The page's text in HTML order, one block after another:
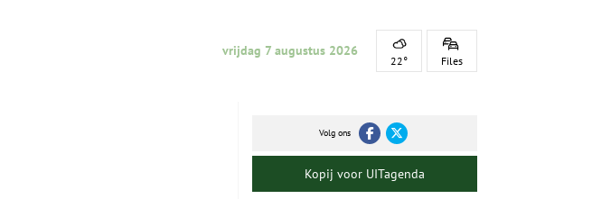
vrijdag 7 augustus 2026
22° Files
Volg ons
Kopij voor UITagenda